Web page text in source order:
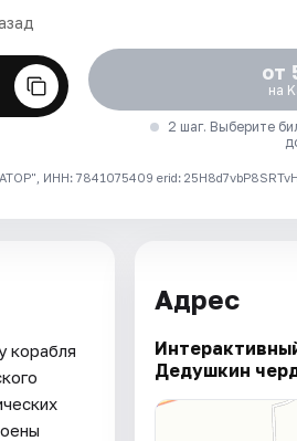
от
на
2 шаг. Выберите
ИНН: 7841075409 erid:
корабля
Адрес
Дедушкин